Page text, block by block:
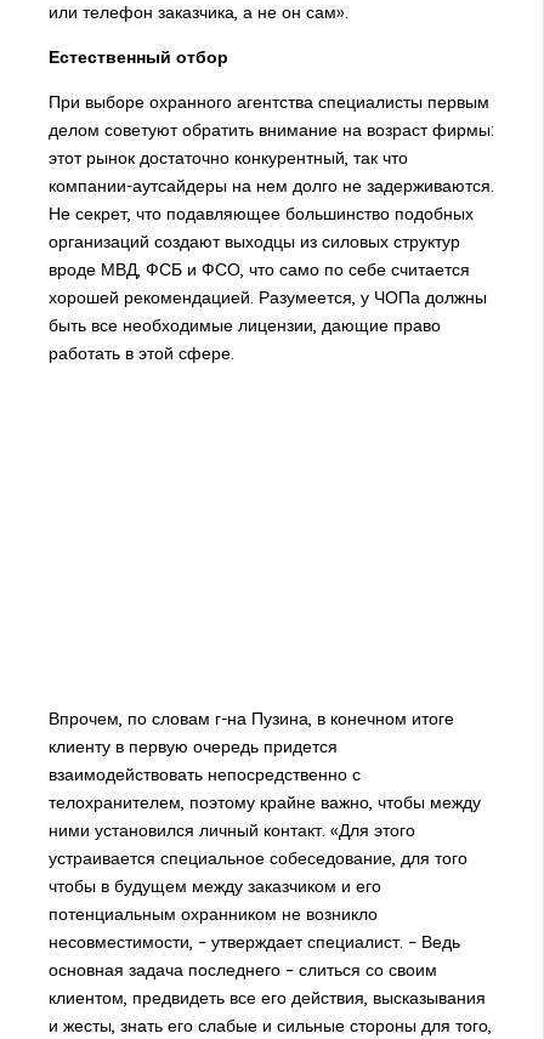
или телефон заказчика, а не он сам».
Естественный отбор
При выборе охранного агентства специалисты первым
делом советуют обратить внимание на возраст фирмы:
этот рынок достаточно конкурентный, так что
компании-аутсайдеры на нем долго не задерживаются.
Не секрет, что подавляющее большинство подобных
организаций создают выходцы из силовых структур
вроде МВД, ФСБ и ФСО, что само по себе считается
хорошей рекомендацией. Разумеется, у ЧОПа должны
быть все необходимые лицензии, дающие право
работать в этой сфере.
Впрочем, по словам г-на Пузина, в конечном итоге
клиенту в первую очередь придется
взаимодействовать непосредственно с
телохранителем, поэтому крайне важно, чтобы между
ними установился личный контакт. «Для этого
устраивается специальное собеседование, для того
чтобы в будущем между заказчиком и его
потенциальным охранником не возникло
несовместимости, – утверждает специалист. – Ведь
основная задача последнего – слиться со своим
клиентом, предвидеть все его действия, высказывания
и жесты, знать его слабые и сильные стороны для того,